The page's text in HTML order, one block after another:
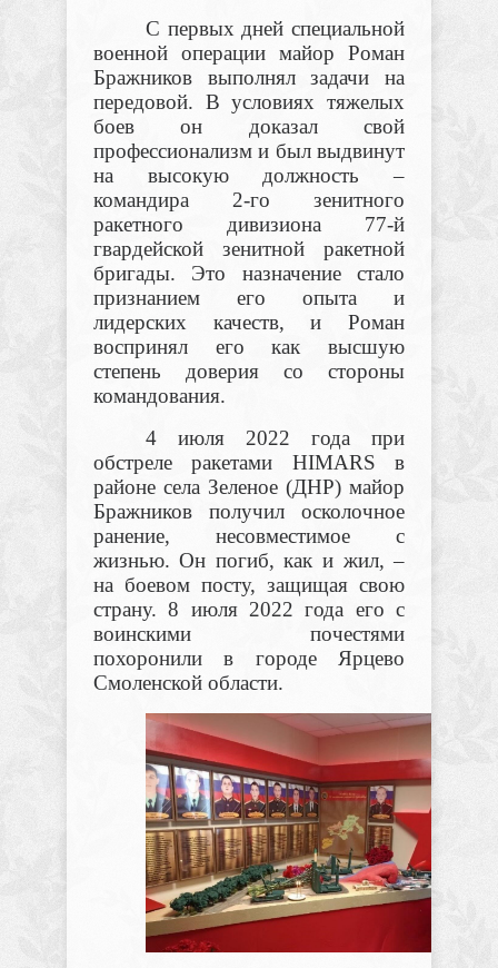
С первых дней специальной
военной операции майор Роман
Бражников выполнял задачи на
передовой. В условиях тяжелых
боев он доказал свой
профессионализм и был выдвинут
на высокую должность –
командира 2-го зенитного
ракетного дивизиона 77-й
гвардейской зенитной ракетной
бригады. Это назначение стало
признанием его опыта и
лидерских качеств, и Роман
воспринял его как высшую
степень доверия со стороны
командования.
4 июля 2022 года при
обстреле ракетами HIMARS в
районе села Зеленое (ДНР) майор
Бражников получил осколочное
ранение, несовместимое с
жизнью. Он погиб, как и жил, –
на боевом посту, защищая свою
страну. 8 июля 2022 года его с
воинскими почестями
похоронили в городе Ярцево
Смоленской области.